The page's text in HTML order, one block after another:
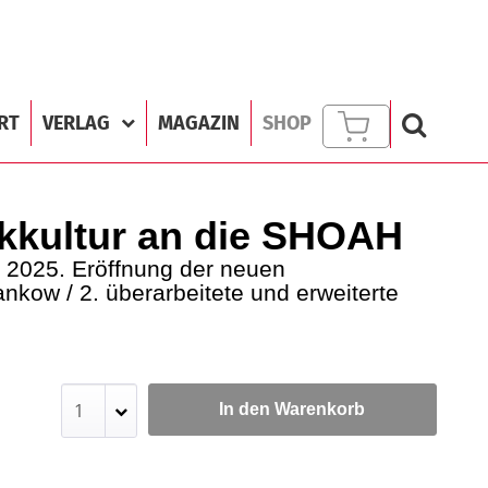
VERLAG MAGAZIN SHOP
an die SHOAH
Eröffnung der neuen
/ 2. überarbeitete und erweiterte
In den Warenkorb